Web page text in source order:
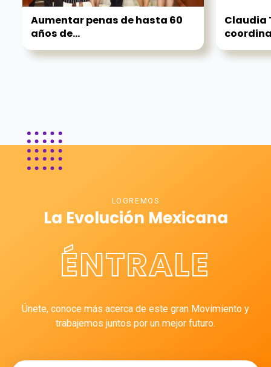
Aumentar penas de hasta 60
años de...
Claudia
LOGREMOS
La Evolución Mexicana
ÉNTRALE
Únete, conoce más acerca de este gran Movimiento y
trabajemos juntos por un mejor futuro.